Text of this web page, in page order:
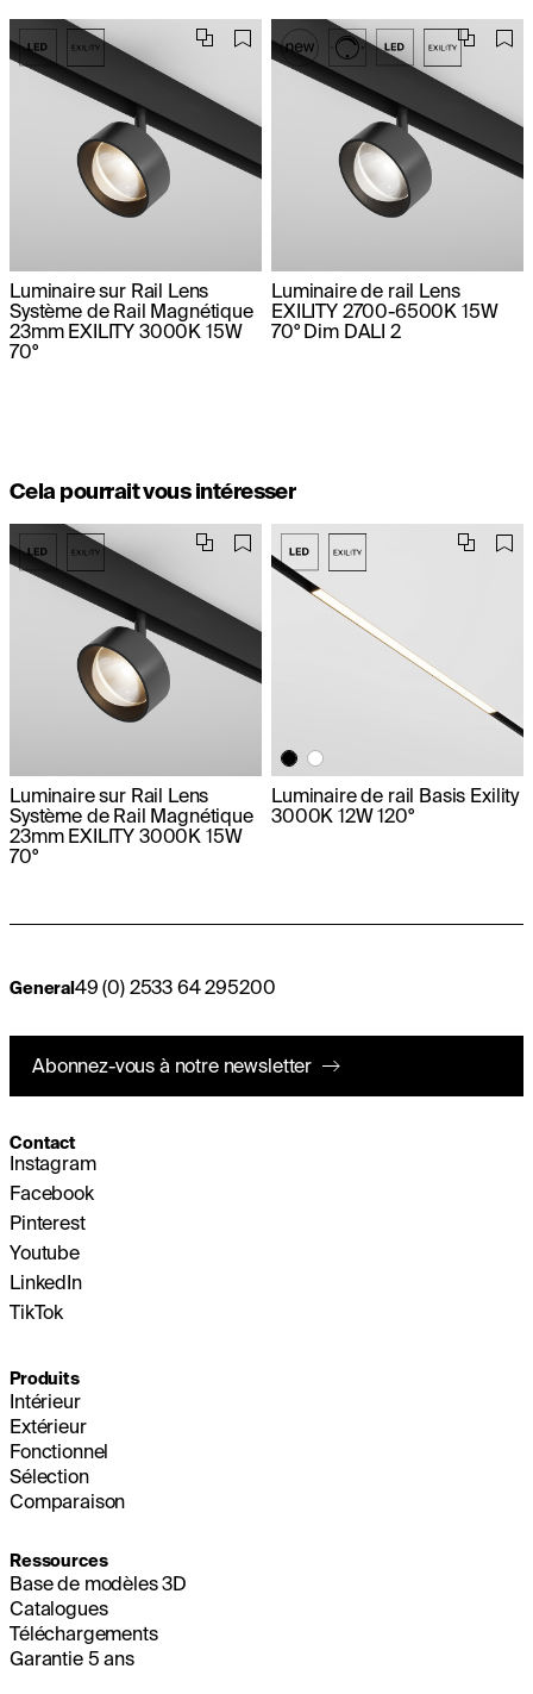
Luminaire sur Rail Lens
Système de Rail Magnétique
23mm EXILITY 3000K 15W
70°
Luminaire de rail Lens
EXILITY 2700-6500K 15W
70° Dim DALI 2
Cela pourrait vous intéresser
Luminaire sur Rail Lens
Système de Rail Magnétique
23mm EXILITY 3000K 15W
70°
Luminaire de rail Basis Exility
3000K 12W 120°
General49 (0) 2533 64 295200
Abonnez-vous à notre newsletter
Contact
Instagram
Facebook
Pinterest
Youtube
LinkedIn
TikTok
Produits
Intérieur
Extérieur
Fonctionnel
Sélection
Comparaison
Ressources
Base de modèles 3D
Catalogues
Téléchargements
Garantie 5 ans